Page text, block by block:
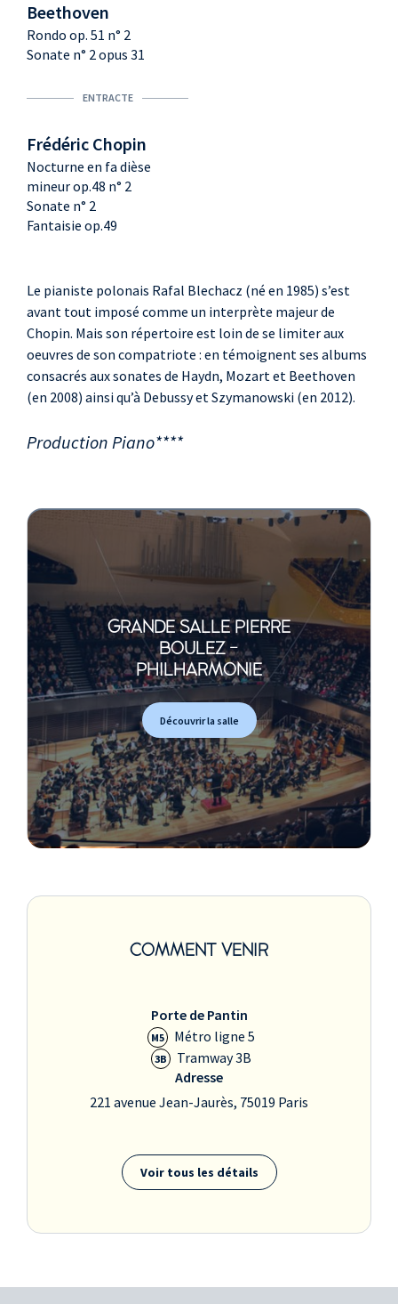
Beethoven
Rondo op. 51 n° 2
Sonate n° 2 opus 31
ENTRACTE
Frédéric Chopin
Nocturne en fa dièse
mineur op.48 n° 2
Sonate n° 2
Fantaisie op.49
Le pianiste polonais Rafal Blechacz (né en 1985) s’est
avant tout imposé comme un interprète majeur de
Chopin. Mais son répertoire est loin de se limiter aux
oeuvres de son compatriote : en témoignent ses albums
consacrés aux sonates de Haydn, Mozart et Beethoven
(en 2008) ainsi qu’à Debussy et Szymanowski (en 2012).
Production Piano****
GRANDE SALLE PIERRE
BOULEZ -
PHILHARMONIE
Découvrir la salle
COMMENT VENIR
Porte de Pantin
M5 Métro ligne 5
3B
Tramway 3B
Adresse
221 avenue Jean-Jaurès, 75019 Paris
Voir tous les détails